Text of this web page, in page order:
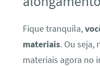
Fique tranquila,
materiais. Ou seja,
materiais agora no